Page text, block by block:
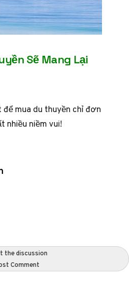
Sẽ Mang Lại
mua du thuyền chỉ đơn
nhiều niềm vui!
the discussion
Comment